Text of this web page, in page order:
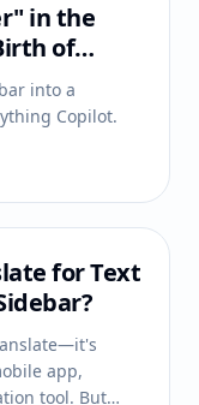
in the
of
into a
Copilot.
for Text
app,
tool. But